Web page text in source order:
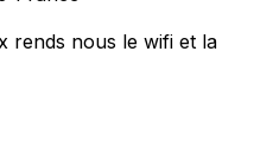
rends nous le wifi et la